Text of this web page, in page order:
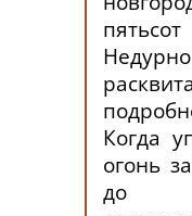
Когда
огонь
до